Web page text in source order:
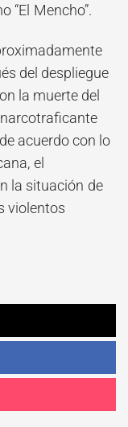
“El Mencho”.
del despliegue
la muerte del
acuerdo con lo
el
la situación de
violentos